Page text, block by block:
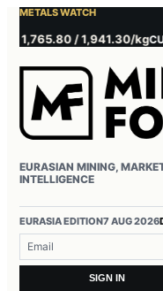
METALS WATCH
/ 1,941.30/kgCU
EURASIAN MINING,
INTELLIGENCE
EURASIA EDITION7 AUG 2026
Username or email
Password
SIGN IN